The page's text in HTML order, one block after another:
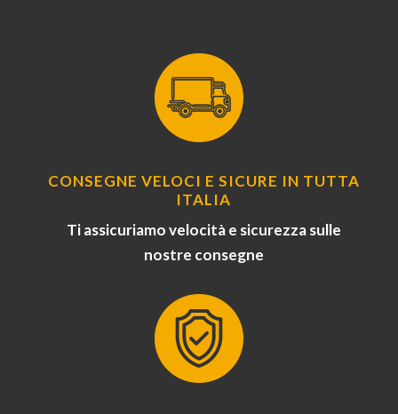
CONSEGNE VELOCI E SICURE IN TUTTA
ITALIA
Ti assicuriamo velocità e sicurezza sulle
nostre consegne